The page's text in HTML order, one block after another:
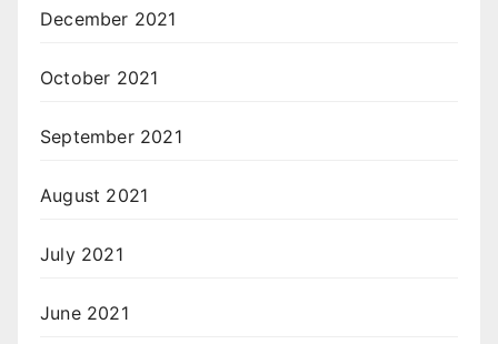
December 2021
October 2021
September 2021
August 2021
July 2021
June 2021